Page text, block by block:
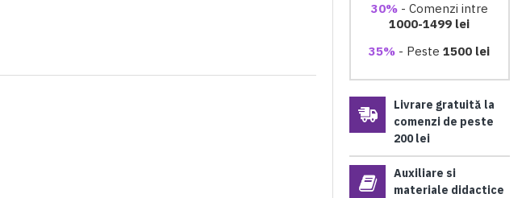
30%- Comenzi intre
1000-1499 lei
35% - Peste1500 lei
Livrare gratuită la
comenzi de peste
200 lei
Auxiliare si
materiale didactice